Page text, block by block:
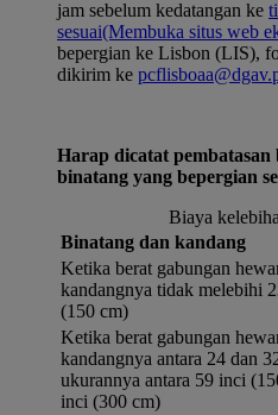
jam sebelum kedatangan ke
sesuai(Membuka situs web
bepergian ke Lisbon (LIS),
dikirim ke
Harap dicatat
binatang yang bepergian
Biaya
Binatang dan kandang
Ketika berat gabungan
kandangnya tidak melebihi
(150 cm)
Ketika berat gabungan
kandangnya antara 24 dan
ukurannya antara 59 inci
inci (300 cm)